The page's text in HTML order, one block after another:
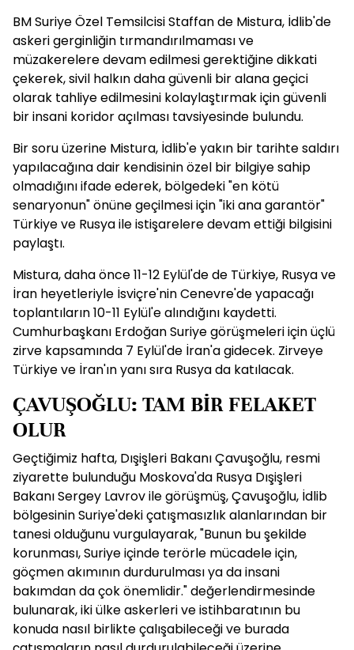
BM Suriye Özel Temsilcisi Staffan de Mistura, İdlib'de
askeri gerginliğin tırmandırılmaması ve
müzakerelere devam edilmesi gerektiğine dikkati
çekerek, sivil halkın daha güvenli bir alana geçici
olarak tahliye edilmesini kolaylaştırmak için güvenli
bir insani koridor açılması tavsiyesinde bulundu.
Bir soru üzerine Mistura, İdlib'e yakın bir tarihte saldırı
yapılacağına dair kendisinin özel bir bilgiye sahip
olmadığını ifade ederek, bölgedeki "en kötü
senaryonun" önüne geçilmesi için "iki ana garantör"
Türkiye ve Rusya ile istişarelere devam ettiği bilgisini
paylaştı.
Mistura, daha önce 11-12 Eylül'de de Türkiye, Rusya ve
İran heyetleriyle İsviçre'nin Cenevre'de yapacağı
toplantıların 10-11 Eylül'e alındığını kaydetti.
Cumhurbaşkanı Erdoğan Suriye görüşmeleri için üçlü
zirve kapsamında 7 Eylül'de İran'a gidecek. Zirveye
Türkiye ve İran'ın yanı sıra Rusya da katılacak.
ÇAVUŞOĞLU: TAM BİR FELAKET
OLUR
Geçtiğimiz hafta, Dışişleri Bakanı Çavuşoğlu, resmi
ziyarette bulunduğu Moskova'da Rusya Dışişleri
Bakanı Sergey Lavrov ile görüşmüş, Çavuşoğlu, İdlib
bölgesinin Suriye'deki çatışmasızlık alanlarından bir
tanesi olduğunu vurgulayarak, "Bunun bu şekilde
korunması, Suriye içinde terörle mücadele için,
göçmen akımının durdurulması ya da insani
bakımdan da çok önemlidir." değerlendirmesinde
bulunarak, iki ülke askerleri ve istihbaratının bu
konuda nasıl birlikte çalışabileceği ve burada